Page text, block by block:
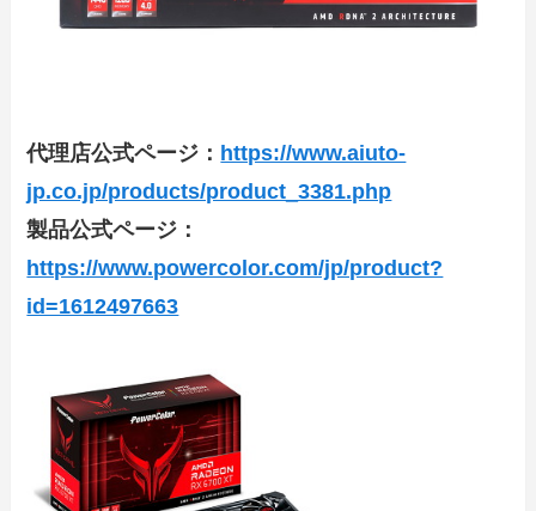
代理店公式ページ： https://www.aiuto-
jp.co.jp/products/product_3381.php
製品公式ページ：
https://www.powercolor.com/jp/product?
id=1612497663